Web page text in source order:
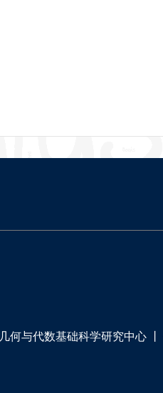
几何与代数基础科学研究中心丨